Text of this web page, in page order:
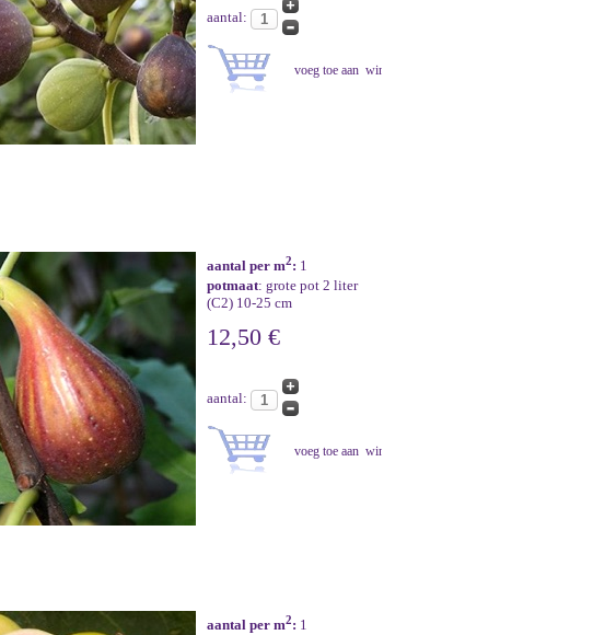
aantal:
aantal per m2: 1
potmaat: grote pot 2 liter
(C2) 10-25 cm
12,50 €
aantal:
aantal per m2: 1